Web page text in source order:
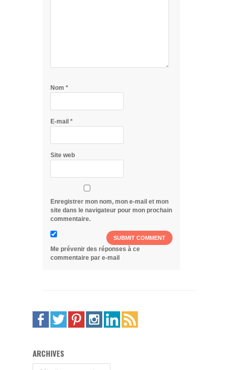
Nom *
E-mail *
Site web
Enregistrer mon nom, mon e-mail et mon
site dans le navigateur pour mon prochain
commentaire.
Me prévenir des réponses à ce
commentaire par e-mail
ARCHIVES